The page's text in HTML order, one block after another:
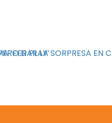
‘FER PLAY’
DAR LA SORPRESA EN